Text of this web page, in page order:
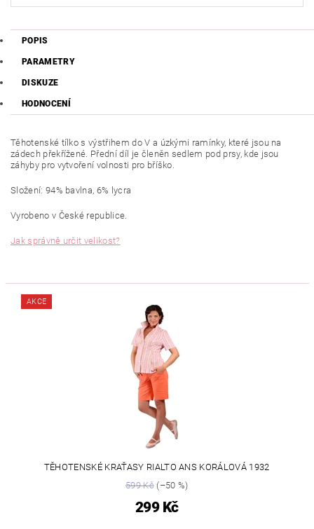
POPIS
PARAMETRY
DISKUZE
HODNOCENÍ
Těhotenské tílko s výstřihem do V a úzkými ramínky, které jsou na
zádech překřížené. Přední díl je členěn sedlem pod prsy, kde jsou
záhyby pro vytvoření volnosti pro bříško.
Složení: 94% bavlna, 6% lycra
Vyrobeno v České republice.
Jak správně určit velikost?
AKCE
TĚHOTENSKÉ KRAŤASY RIALTO ANS KORÁLOVÁ 1932
599 Kč(–50 %)
299 Kč